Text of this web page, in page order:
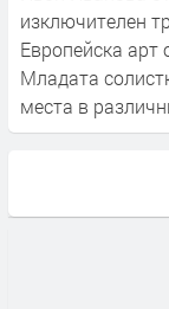
изключителен
Европейска арт
Младата
места в